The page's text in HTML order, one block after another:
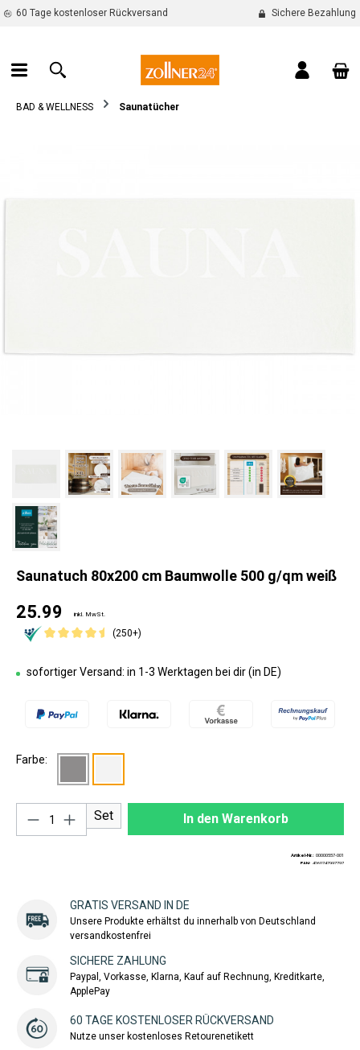
springen
60 Tage kostenloser Rückversand Sichere Bezahlung
BAD & WELLNESS Saunatücher
Saunatuch 80x200 cm Baumwolle 500 g/qm weiß
25.99 inkl. MwSt.
(250+)
sofortiger Versand: in 1-3 Werktagen bei dir (in DE)
Farbe:
Produkt Anzahl: Gib den gewünschten
Set In den Warenkorb
Artikel-Nr.: 00000557-001
EAN: 4260747997797
GRATIS VERSAND IN DE
Unsere Produkte erhältst du innerhalb von Deutschland
versandkostenfrei
SICHERE ZAHLUNG
Paypal, Vorkasse, Klarna, Kauf auf Rechnung, Kreditkarte,
ApplePay
60 TAGE KOSTENLOSER RÜCKVERSAND
Nutze unser kostenloses Retourenetikett